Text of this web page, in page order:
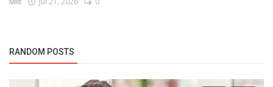
RANDOM POSTS